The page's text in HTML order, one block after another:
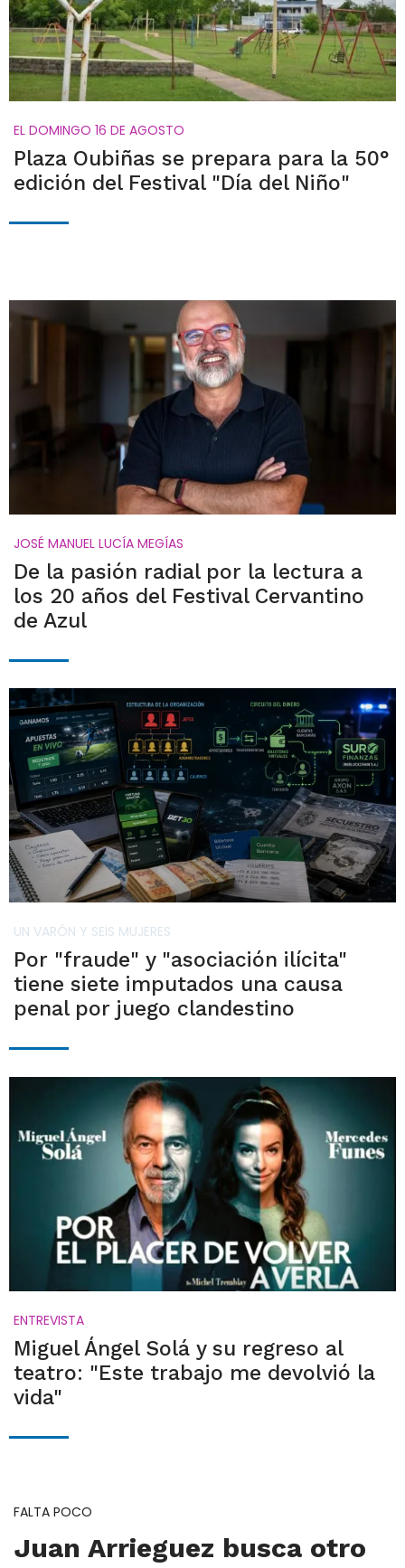
EL DOMINGO 16 DE AGOSTO
Plaza Oubiñas se prepara para la 50°
edición del Festival "Día del Niño"
JOSÉ MANUEL LUCÍA MEGÍAS
De la pasión radial por la lectura a
los 20 años del Festival Cervantino
de Azul
UN VARÓN Y SEIS MUJERES
Por "fraude" y "asociación ilícita"
tiene siete imputados una causa
penal por juego clandestino
ENTREVISTA
Miguel Ángel Solá y su regreso al
teatro: "Este trabajo me devolvió la
vida"
FALTA POCO
Juan Arrieguez busca otro